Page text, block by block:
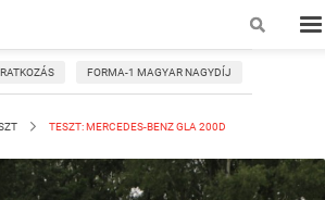
FORMA-1 MAGYAR NAGYDÍJ
TESZT: MERCEDES-BENZ GLA 200D